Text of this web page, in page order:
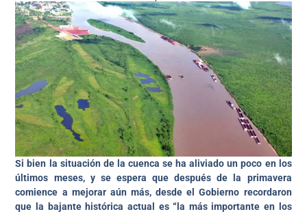
Si bien la situación de la cuenca se ha aliviado un poco en los
últimos meses, y se espera que después de la primavera
comience a mejorar aún más, desde el Gobierno recordaron
que la bajante histórica actual es “la más importante en los